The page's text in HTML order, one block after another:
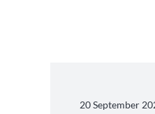
20 September